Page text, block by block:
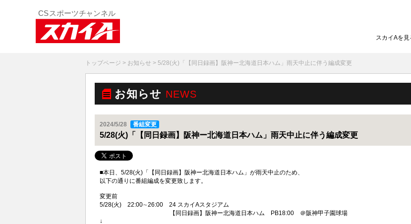
スカイAを見
トップページ > お知らせ > 5/28(火)「【同日録画】阪神ー北海道日本ハム」雨天中止に伴う編成変更
お知らせ NEWS
2024/5/28 番組変更
5/28(火)「【同日録画】阪神ー北海道日本ハム」雨天中止に伴う編成変更
■本日、5/28(火)「【同日録画】阪神ー北海道日本ハム」が雨天中止のため、
以下の通りに番組編成を変更致します。
変更前
5/28(火) 22:00∼26:00 24 スカイAスタジアム
【同日録画】阪神ー北海道日本ハム PB18:00 ＠阪神甲子園球場
↓